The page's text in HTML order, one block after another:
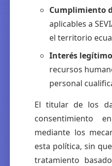
Cumplimiento
aplicables a
el territorio
Interés legítimo
recursos
personal
El titular de los
consentimiento
mediante los
esta política, sin
tratamiento